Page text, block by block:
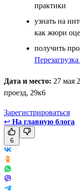
практики
узнать на
как жюри
получить
Дата и место: 27 мая
проезд, 29к6
Зарегистрироваться
↩ На главную блога
6